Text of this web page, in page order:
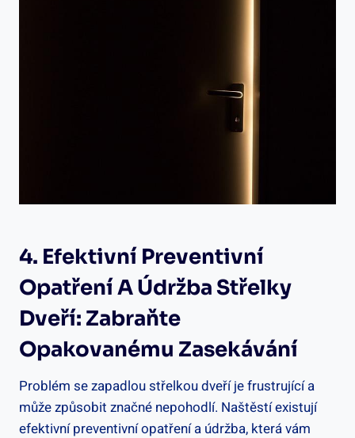
4. Efektivní Preventivní
Opatření A Údržba Střelky
Dveří: Zabraňte⁤
Opakovanému Zasekávání
Problém se zapadlou střelkou dveří je frustrující a
může způsobit značné nepohodlí. Naštěstí existují
efektivní preventivní opatření a údržba, která vám